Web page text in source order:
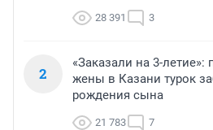
28 391 3
2
«Заказали на 3-летие»:
жены в Казани турок
рождения сына
21 783 7